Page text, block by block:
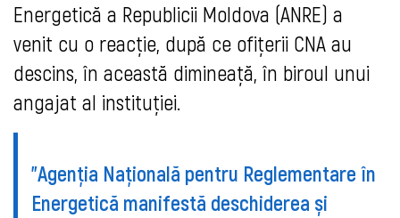
Energetică a Republicii Moldova (ANRE) a
venit cu o reacție, după ce ofițerii CNA au
descins, în această dimineață, în biroul unui
angajat al instituției.
”Agenția Națională pentru Reglementare în
Energetică manifestă deschiderea și